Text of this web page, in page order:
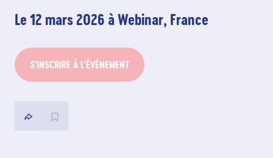
Le 12 mars 2026 à Webinar, France
S'INSCRIRE À L'ÉVÉNEMENT